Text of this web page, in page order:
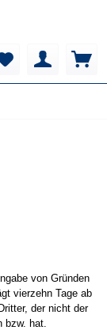
von Gründen
vierzehn Tage ab
der nicht der
bzw. hat.